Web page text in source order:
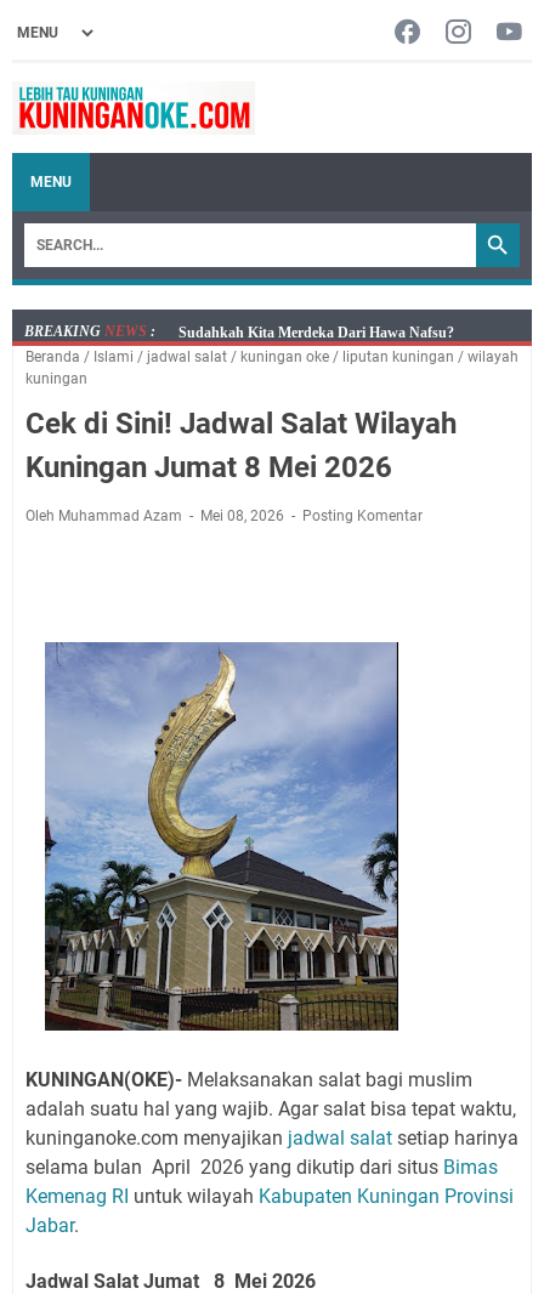
MENU
BREAKING NEWS :
Info Sembako di Pasar Kepuh Kuningan Kamis 6
Agustus 2026, Daging Naik, Telur Turun
2026 Ada Tiga Acara
Kamis 6 Agustus 2026 Mobil Samling Ada di Alun-alun
Layanan Mobil Samsat Keliling Kuningan Kamis 6
Pembersih Dosa Kita, Ini Jadwal Salat Wilayah
Kuningan Kamis 6 Agustus 2026
Agenda Kegiatan Bupati, Wabup dan Sekda Kuningan
Rabu 5 Agustus 2026 Masing-masing Dua Acara
Ini Lokasi Samling Kuningan Rabu 5 Agustus 2026
Uniku Jadi Tuan Rumah Pendampingan Penyusunan
Dokumen SPMI
Sudahkah Kita Merdeka Dari Hawa Nafsu?
Beranda / Islami / jadwal salat / kuningan oke / liputan kuningan / wilayah
kuningan
Cek di Sini! Jadwal Salat Wilayah
Kuningan Jumat 8 Mei 2026
Oleh Muhammad Azam Mei 08, 2026 Posting Komentar
KUNINGAN(OKE)- Melaksanakan salat bagi muslim
adalah suatu hal yang wajib. Agar salat bisa tepat waktu,
kuninganoke.com menyajikan jadwal salat setiap harinya
selama bulan April 2026 yang dikutip dari situs Bimas
Kemenag RI untuk wilayah Kabupaten Kuningan Provinsi
Jabar.
Jadwal Salat Jumat 8 Mei 2026